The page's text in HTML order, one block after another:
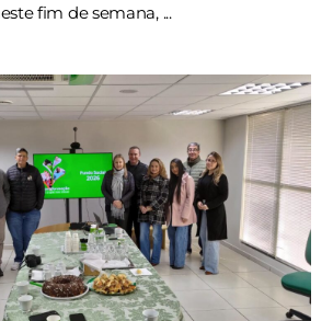
fim de semana, ...